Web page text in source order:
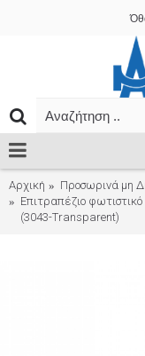
Αρχική
Προσωρινά μη
Επιτραπέζιο
(3043-Transparent)